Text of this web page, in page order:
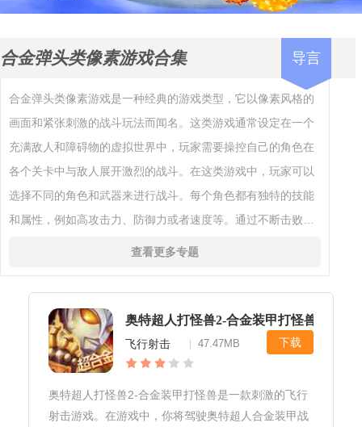
合金弹头类像素游戏合集 导言
合金弹头类像素游戏是一种经典的游戏类型，它以像素风格的
画面和紧张刺激的战斗玩法而闻名。这类游戏通常设定在一个
充满敌人和障碍物的虚拟世界中，玩家需要操控自己的角色在
各个关卡中与敌人展开激烈的战斗。在这类游戏中，玩家可以
选择不同的角色和武器来进行战斗。每个角色都有独特的技能
和属性，例如高攻击力、防御力或者速度等。通过不断击败敌
人，玩家可以获得金币或经验值，用于升级角色的能力和解锁
查看更多专题
奥特超人打怪兽2-合金装甲打怪兽
飞行射击 47.47MB 下载
奥特超人打怪兽2-合金装甲打怪兽是一款刺激的飞行
射击游戏。在游戏中，你将驾驶奥特超人合金装甲战